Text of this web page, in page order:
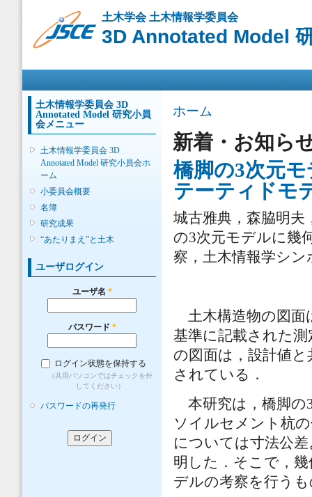
ン
コ
動
土木学会 土木情報学委員会
3D Annotated Model
土木情報学委員会 3D
Annotated Model 研究小員
会メニュー
土木情報学委員会 3D
Annotated Model 研究小員会ホ
ーム
小委員会概要
名簿
研究成果
“あたりまえ”と土木
ユーザログイン
ユーザ名 *
パスワード *
ログイン状態を保持する
（共用パソコンではチェックを外
してください）
パスワードの再発行
現在地
ホーム
新着・お知ら
橋脚の3次元
テーティドモ
城古雅典，森脇明夫
の3次元モデルに幾
察，土木情報学シン
土木構造物の図面
基準に記載された
の図面は，設計値
されている．
本研究は，橋脚の
ソイルセメント杭
については寸法公
明した．そこで，
デルの考察を行う